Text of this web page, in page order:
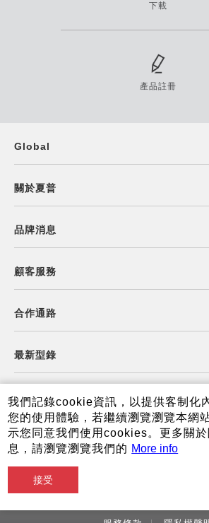
下載
產品註冊
Global
關於夏普
品牌消息
顧客服務
合作通路
最新型錄
食譜查詢
夏普可購樂線上商城
我們記錄cookie資訊，以提供客制化
您的使用體驗，若繼續瀏覽瀏覽本網
示您同意我們使用cookies。更多關
息，請瀏覽瀏覽我們的 More info
接受